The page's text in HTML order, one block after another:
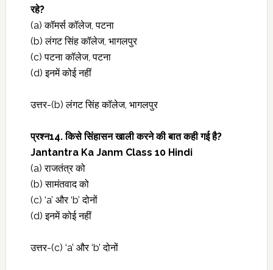
रहे?
(a) कॉमर्स कॉलेज, पटना
(b) लंगट सिंह कॉलेज, भागलपुर
(c) पटना कॉलेज, पटना
(d) इनमें कोई नहीं
उत्तर-(b) लंगट सिंह कॉलेज, भागलपुर
प्रश्‍न14. किसे सिंहासन खाली करने की बात कही गई है?
Jantantra Ka Janm Class 10 Hindi
(a) राजतंत्र को
(b) सामंतवाद को
(c) ‘a’ और ‘b’ दोनों
(d) इनमें कोई नहीं
उत्तर-(c) ‘a’ और ‘b’ दोनों